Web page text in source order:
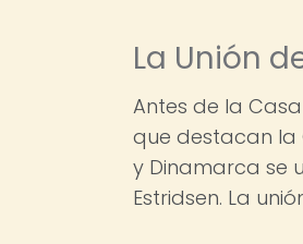
La Unión
Antes de la
que destacan la
y Dinamarca se
Estridsen. La